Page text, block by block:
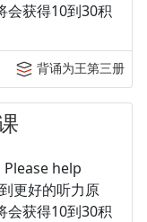
会获得10到30积
背诵为王第三册
help
更好的听力原
会获得10到30积